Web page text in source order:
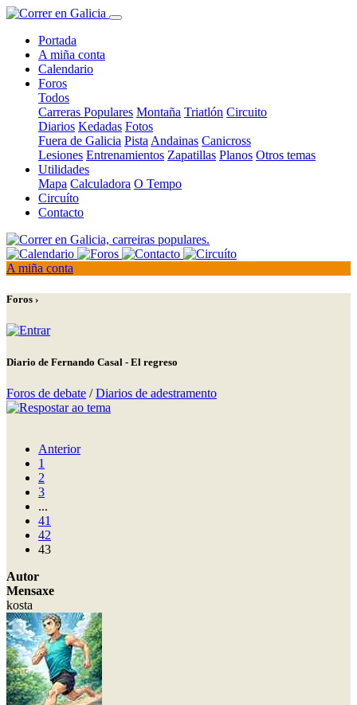
Portada
A miña conta
Calendario
Foros
Todos
Carreras Populares Montaña Triatlón Circuito
Diarios Kedadas Fotos
Fuera de Galicia Pista Andainas Canicross
Lesiones Entrenamientos Zapatillas Planos Otros temas
Utilidades
Mapa Calculadora O Tempo
Circuíto
Contacto
A miña conta
Foros ›
Diario de Fernando Casal - El regreso
Foros de debate /Diarios de adestramento
Anterior
1
2
3
...
41
42
43
Autor
Mensaxe
kosta